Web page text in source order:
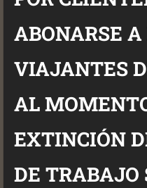
ABONARSE A
VIAJANTES
AL
EXTINCIÓN
DE TRABAJO